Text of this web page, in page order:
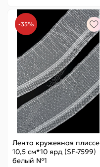
-35%
Лента кружевная плиссе
10,5 см*10 ярд (SF-7599)
белый №1